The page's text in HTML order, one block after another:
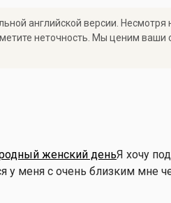
английской версии.
неточность. Мы ценим ваши
женский деньЯ хочу
у меня с очень близким мне